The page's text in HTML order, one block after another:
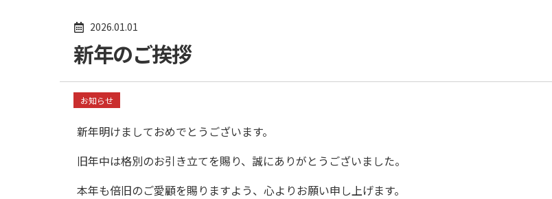
2026.01.01
新年のご挨拶
お知らせ
新年明けましておめでとうございます。
旧年中は格別のお引き立てを賜り、誠にありがとうございました。
本年も倍旧のご愛顧を賜りますよう、心よりお願い申し上げます。